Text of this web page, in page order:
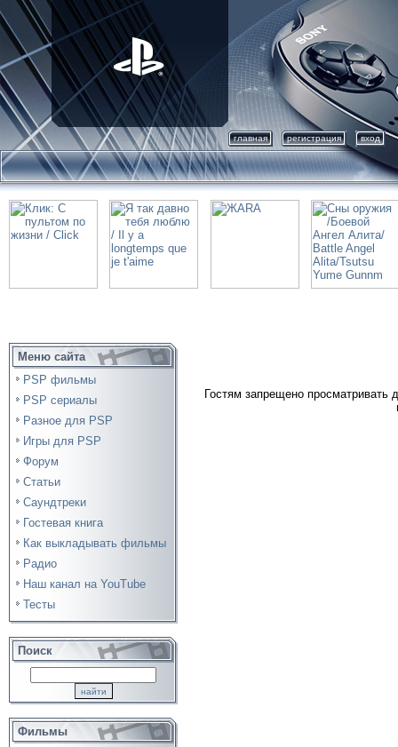
главная регистрация вход
Меню сайта
PSP фильмы
PSP сериалы
Разное для PSP
Игры для PSP
Форум
Статьи
Саундтреки
Гостевая книга
Как выкладывать фильмы
Радио
Наш канал на YouTube
Тесты
Поиск
Фильмы
Гостям запрещено просматривать